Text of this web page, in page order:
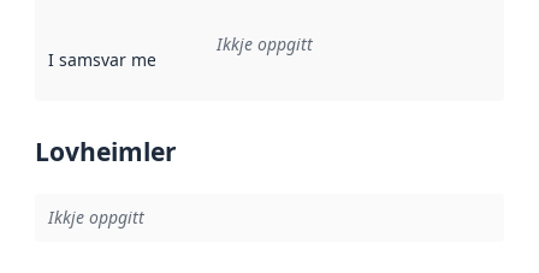
I samsvar med Referanse til ei implementeringsregel eller
Ikkje oppgitt
Lovheimler
Ikkje oppgitt